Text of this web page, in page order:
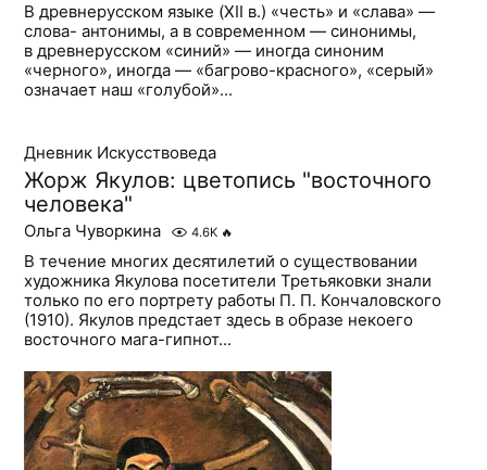
В древнерусском языке (XII в.) «честь» и «слава» —
слова- антонимы, а в современном — синонимы,
в древнерусском «синий» — иногда синоним
«черного», иногда — «багрово-красного», «серый»
означает наш «голубой»...
Дневник Искусствоведа
Жорж Якулов: цветопись "восточного
человека"
Ольга Чуворкина 4.6K 🔥
В течение многих десятилетий о существовании
художника Якулова посетители Третьяковки знали
только по его портрету работы П. П. Кончаловского
(1910). Якулов предстает здесь в образе некоего
восточного мага-гипнот...